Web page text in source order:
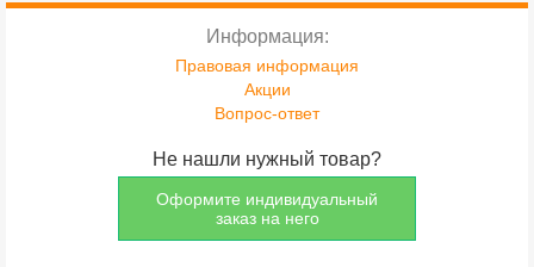
Информация:
Правовая информация
Акции
Вопрос-ответ
Не нашли нужный товар?
Оформите индивидуальный
заказ на него